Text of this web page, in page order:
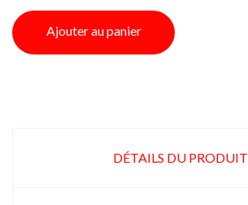
Ajouter au panier
DÉTAILS DU PRODUIT